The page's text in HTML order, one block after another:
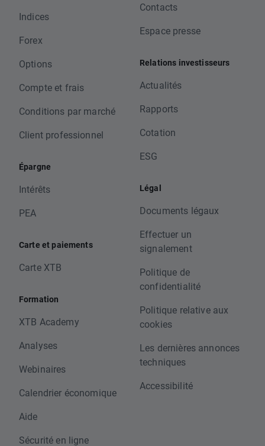
Indices
Forex
Options
Compte et frais
Conditions par marché
Client professionnel
Épargne
Intérêts
PEA
Carte et paiements
Carte XTB
Formation
XTB Academy
Analyses
Webinaires
Calendrier économique
Aide
Sécurité en ligne
Contacts
Espace presse
Relations investisseurs
Actualités
Rapports
Cotation
ESG
Légal
Documents légaux
Effectuer un
signalement
Politique de
confidentialité
Politique relative aux
cookies
Les dernières annonces
techniques
Accessibilité